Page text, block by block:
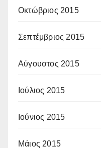
Οκτώβριος 2015
Σεπτέμβριος 2015
Αύγουστος 2015
Ιούλιος 2015
Ιούνιος 2015
Μάιος 2015